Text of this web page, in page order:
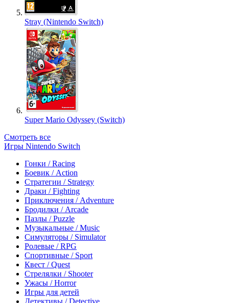
Stray (Nintendo Switch)
Super Mario Odyssey (Switch)
Смотреть все
Игры Nintendo Switch
Гонки / Racing
Боевик / Action
Стратегии / Strategy
Драки / Fighting
Приключения / Adventure
Бродилки / Arcade
Пазлы / Puzzle
Музыкальные / Music
Симуляторы / Simulator
Ролевые / RPG
Спортивные / Sport
Квест / Quest
Стрелялки / Shooter
Ужасы / Horror
Игры для детей
Детективы / Detective